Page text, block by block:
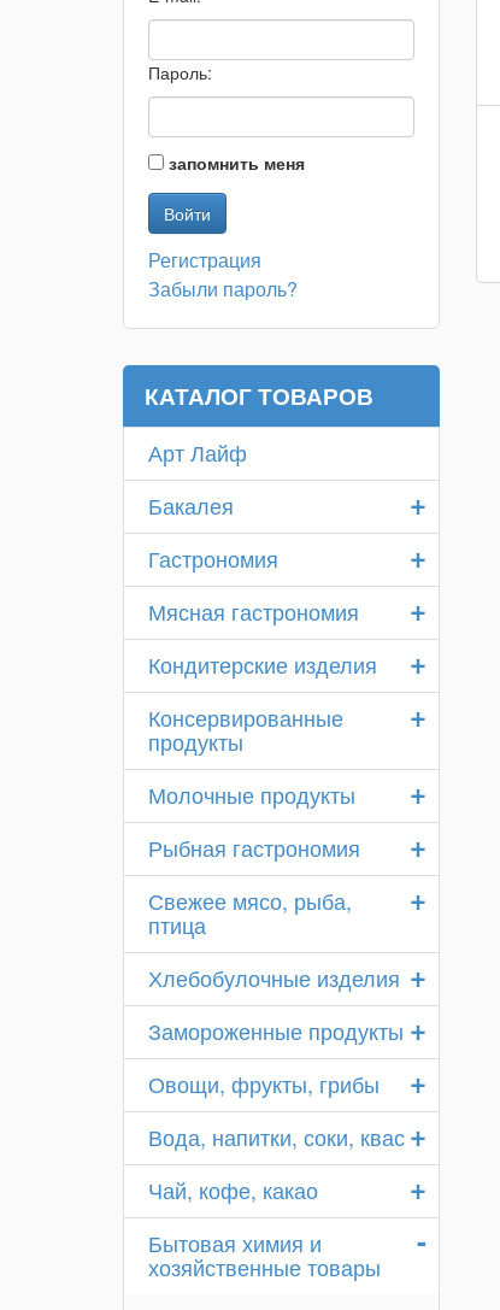
Пароль:
запомнить меня
Регистрация
Забыли пароль?
КАТАЛОГ ТОВАРОВ
Арт Лайф
+
Бакалея
+
Гастрономия
+
Мясная гастрономия
+
Кондитерские изделия
+
Консервированные
продукты
+
Молочные продукты
+
Рыбная гастрономия
+
Свежее мясо, рыба,
птица
+
Хлебобулочные изделия
+
Замороженные продукты
+
Овощи, фрукты, грибы
+
Вода, напитки, соки, квас
+
Чай, кофе, какао
-
Бытовая химия и
хозяйственные товары